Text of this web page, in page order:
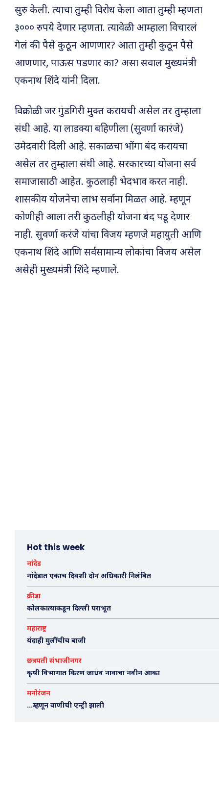
सुरु केली. त्याचा तुम्ही विरोध केला आता तुम्ही म्हणता
३००० रुपये देणार म्हणता. त्यावेळी आम्हाला विचारलं
गेलं की पैसे कुठून आणणार? आता तुम्ही कुठून पैसे
आणणार, पाऊस पडणार का? असा सवाल मुख्यमंत्री
एकनाथ शिंदे यांनी दिला.
विक्रोळी जर गुंडगिरी मुक्त करायची असेल तर तुम्हाला
संधी आहे. या लाडक्या बहिणीला (सुवर्णा कारंजे)
उमेदवारी दिली आहे. सकाळचा भोंगा बंद करायचा
असेल तर तुम्हाला संधी आहे. सरकारच्या योजना सर्व
समाजासाठी आहेत. कुठलाही भेदभाव करत नाही.
शासकीय योजनेचा लाभ सर्वाना मिळत आहे. म्हणून
कोणीही आला तरी कुठलीही योजना बंद पडू देणार
नाही. सुवर्णा करंजे यांचा विजय म्हणजे महायुती आणि
एकनाथ शिंदे आणि सर्वसामान्य लोकांचा विजय असेल
असेही मुख्यमंत्री शिंदे म्हणाले.
Hot this week
नांदेड
नांदेडात एकाच दिवशी दोन अधिकारी निलंबित
क्रीडा
कोलकात्याकडून दिल्ली पराभूत
महाराष्ट्र
यंदाही मुलींचीच बाजी
छत्रपती संभाजीनगर
कृषी विभागात किरण जाधव नावाचा नवीन आका
मनोरंजन
…म्हणून वाणीची एन्ट्री झाली